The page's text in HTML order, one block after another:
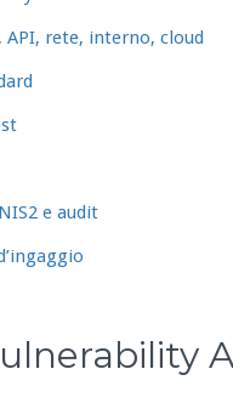
API, rete, interno, cloud
e audit